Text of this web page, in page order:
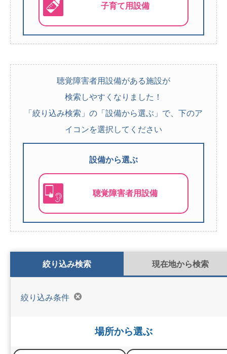
子育て用設備
聴覚障害者用設備がある施設が
検索しやすくなりました！
「絞り込み検索」の「設備から選ぶ」で、下のア
イコンを選択してください
設備から選ぶ
聴覚障害者用設備
絞り込み検索 現在地から検索
絞り込み条件
場所から選ぶ